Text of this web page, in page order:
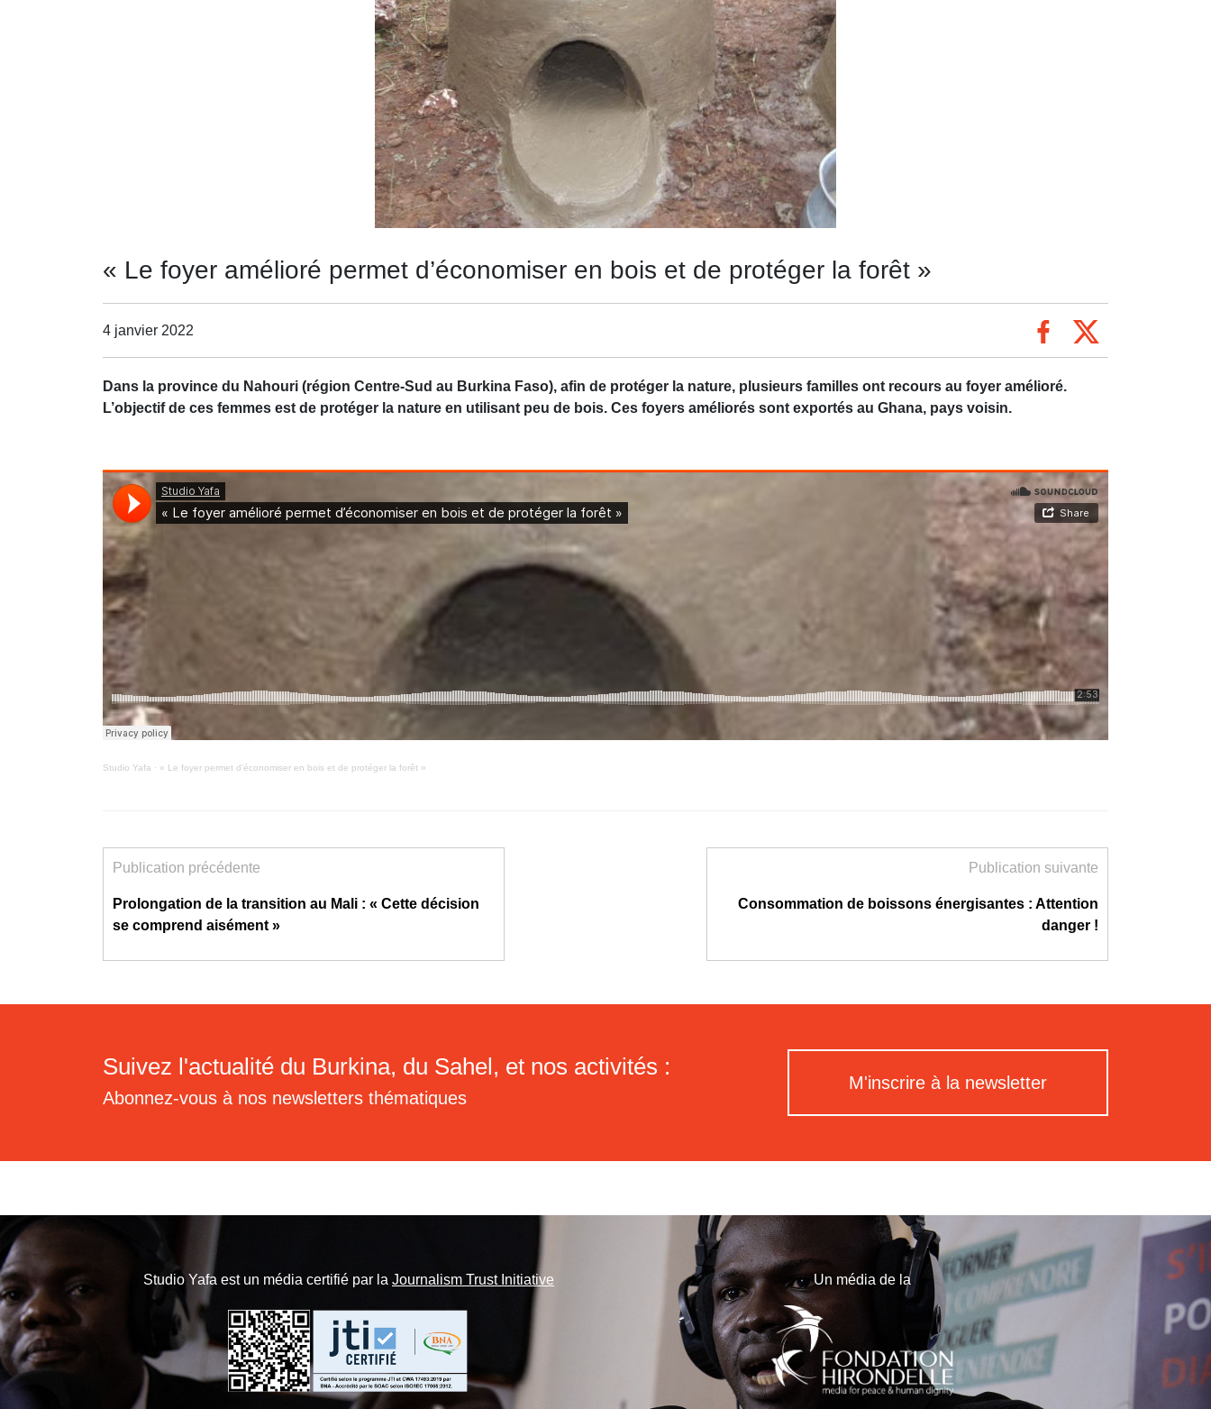
« Le foyer amélioré permet d’économiser en bois et de protéger la forêt »
4 janvier 2022
Dans la province du Nahouri (région Centre-Sud au Burkina Faso), afin de protéger la nature, plusieurs familles ont recours au foyer amélioré.
L’objectif de ces femmes est de protéger la nature en utilisant peu de bois. Ces foyers améliorés sont exportés au Ghana, pays voisin.
Studio Yafa · « Le foyer permet d’économiser en bois et de protéger la forêt »
Publication précédente
Prolongation de la transition au Mali : « Cette décision
se comprend aisément »
Publication suivante
Consommation de boissons énergisantes : Attention
danger !
Suivez l'actualité du Burkina, du Sahel, et nos activités :
Abonnez-vous à nos newsletters thématiques
M'inscrire à la newsletter
Studio Yafa est un média certifié par la Journalism Trust Initiative Un média de la